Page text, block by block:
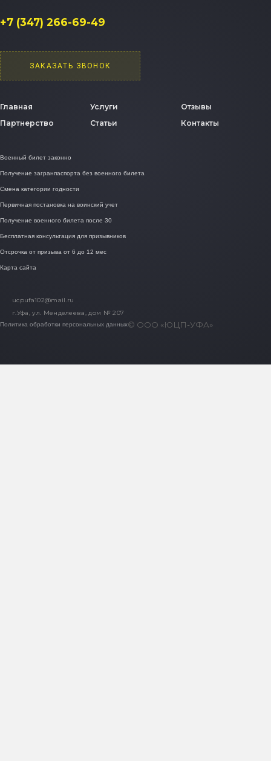
+7 (347) 266-69-49
ЗАКАЗАТЬ ЗВОНОК
Главная Услуги
Отзывы
Партнерство
Статьи Контакты
Военный билет законно
Получение загранпаспорта без военного билета
Смена категории годности
Первичная постановка на воинский учет
Получение военного билета после 30
Бесплатная консультация для призывников
Отсрочка от призыва от 6 до 12 мес
Карта сайта
ucpufa102@mail.ru
г.Уфа, ул. Менделеева, дом № 207
© ООО «ЮЦП-УФА»
Политика обработки персональных данных